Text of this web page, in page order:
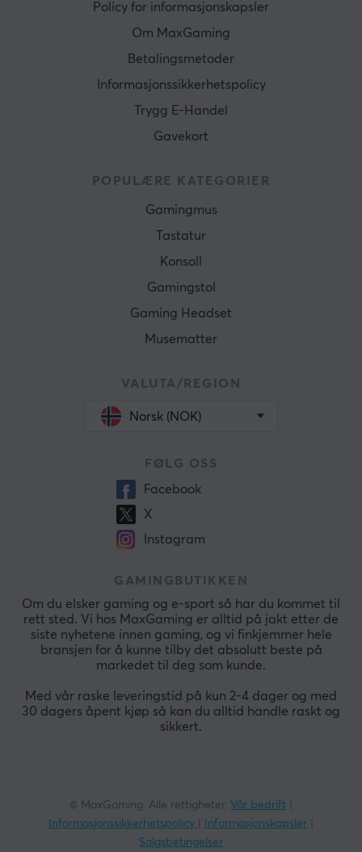
Policy for informasjonskapsler
Om MaxGaming
Betalingsmetoder
Informasjonssikkerhetspolicy
Trygg E-Handel
Gavekort
POPULÆRE KATEGORIER
Gamingmus
Tastatur
Konsoll
Gamingstol
Gaming Headset
Musematter
VALUTA/REGION
Norsk (NOK)
FØLG OSS
Facebook
X
Instagram
GAMINGBUTIKKEN
Om du elsker gaming og e-sport så har du kommet til
rett sted. Vi hos MaxGaming er alltid på jakt etter de
siste nyhetene innen gaming, og vi finkjemmer hele
bransjen for å kunne tilby det absolutt beste på
markedet til deg som kunde.
Med vår raske leveringstid på kun 2-4 dager og med
30 dagers åpent kjøp så kan du alltid handle raskt og
sikkert.
© MaxGaming. Alle rettigheter. Vår bedrift
Informasjonssikkerhetspolicy
Informasjonskapsler
Salgsbetingelser